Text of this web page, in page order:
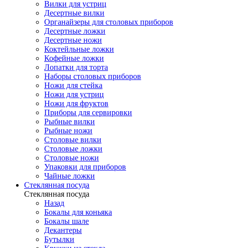
Вилки для устриц
Десертные вилки
Органайзеры для столовых приборов
Десертные ложки
Десертные ножи
Коктейльные ложки
Кофейные ложки
Лопатки для торта
Наборы столовых приборов
Ножи для стейка
Ножи для устриц
Ножи для фруктов
Приборы для сервировки
Рыбные вилки
Рыбные ножи
Столовые вилки
Столовые ложки
Столовые ножи
Упаковки для приборов
Чайные ложки
Стеклянная посуда
Стеклянная посуда
Назад
Бокалы для коньяка
Бокалы шале
Декантеры
Бутылки